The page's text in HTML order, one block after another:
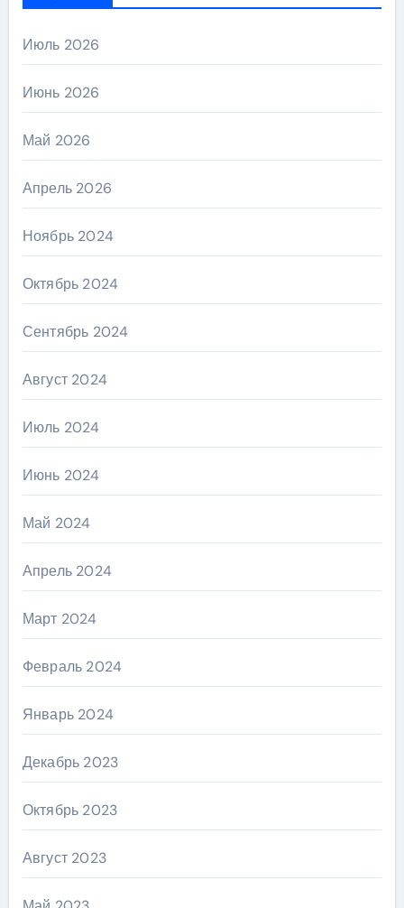
Июль 2026
Июнь 2026
Май 2026
Апрель 2026
Ноябрь 2024
Октябрь 2024
Сентябрь 2024
Август 2024
Июль 2024
Июнь 2024
Май 2024
Апрель 2024
Март 2024
Февраль 2024
Январь 2024
Декабрь 2023
Октябрь 2023
Август 2023